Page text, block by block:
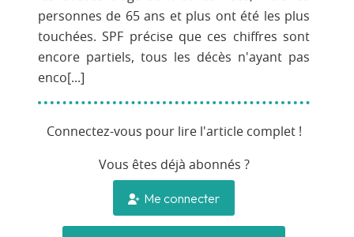
personnes de 65 ans et plus ont été les plus
touchées. SPF précise que ces chiffres sont
encore partiels, tous les décès n'ayant pas
enco[...]
Connectez-vous pour lire l'article complet !
Vous êtes déjà abonnés ?
Me connecter